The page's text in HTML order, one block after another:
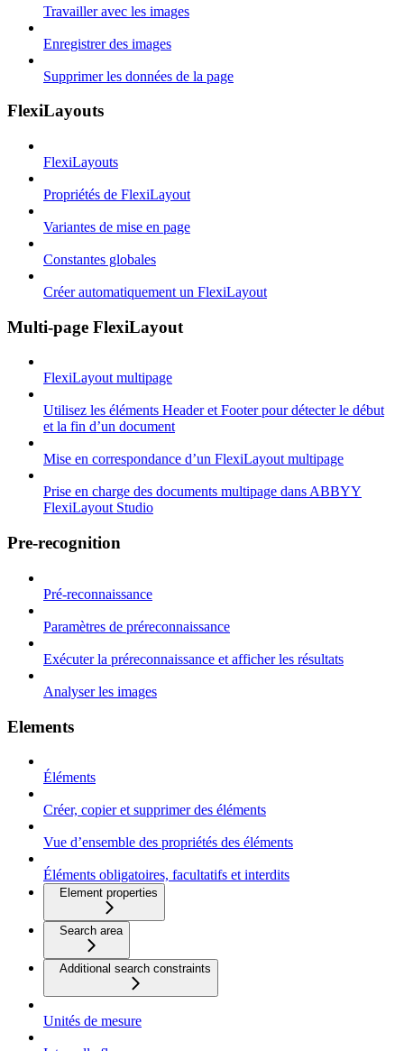
Travailler avec les images
Enregistrer des images
Supprimer les données de la page
FlexiLayouts
FlexiLayouts
Propriétés de FlexiLayout
Variantes de mise en page
Constantes globales
Créer automatiquement un FlexiLayout
Multi-page FlexiLayout
FlexiLayout multipage
Utilisez les éléments Header et Footer pour détecter le début
et la fin d’un document
Mise en correspondance d’un FlexiLayout multipage
Prise en charge des documents multipage dans ABBYY
FlexiLayout Studio
Pre-recognition
Pré-reconnaissance
Paramètres de préreconnaissance
Exécuter la préreconnaissance et afficher les résultats
Analyser les images
Elements
Éléments
Créer, copier et supprimer des éléments
Vue d’ensemble des propriétés des éléments
Éléments obligatoires, facultatifs et interdits
Element properties
Search area
Additional search constraints
Unités de mesure